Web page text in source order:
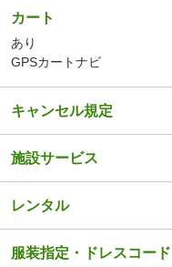
カート
あり
GPSカートナビ
キャンセル規定
施設サービス
レンタル
服装指定・ドレスコード